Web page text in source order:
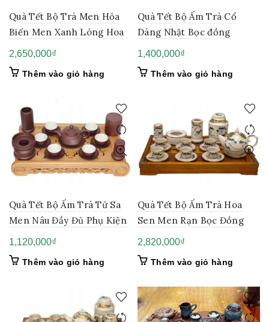
Quà Tết Bộ Trà Men Hỏa
Biến Men Xanh Lòng Hoa
2,650,000₫
Thêm vào giỏ hàng
Quà Tết Bộ Ấm Trà Cổ
Dáng Nhật Bọc đồng
1,400,000₫
Thêm vào giỏ hàng
Quà Tết Bộ Ấm Trà Tử Sa
Men Nâu Đầy Đủ Phụ Kiện
1,120,000₫
Thêm vào giỏ hàng
Quà Tết Bộ Ấm Trà Hoa
Sen Men Rạn Bọc Đồng
2,820,000₫
Thêm vào giỏ hàng